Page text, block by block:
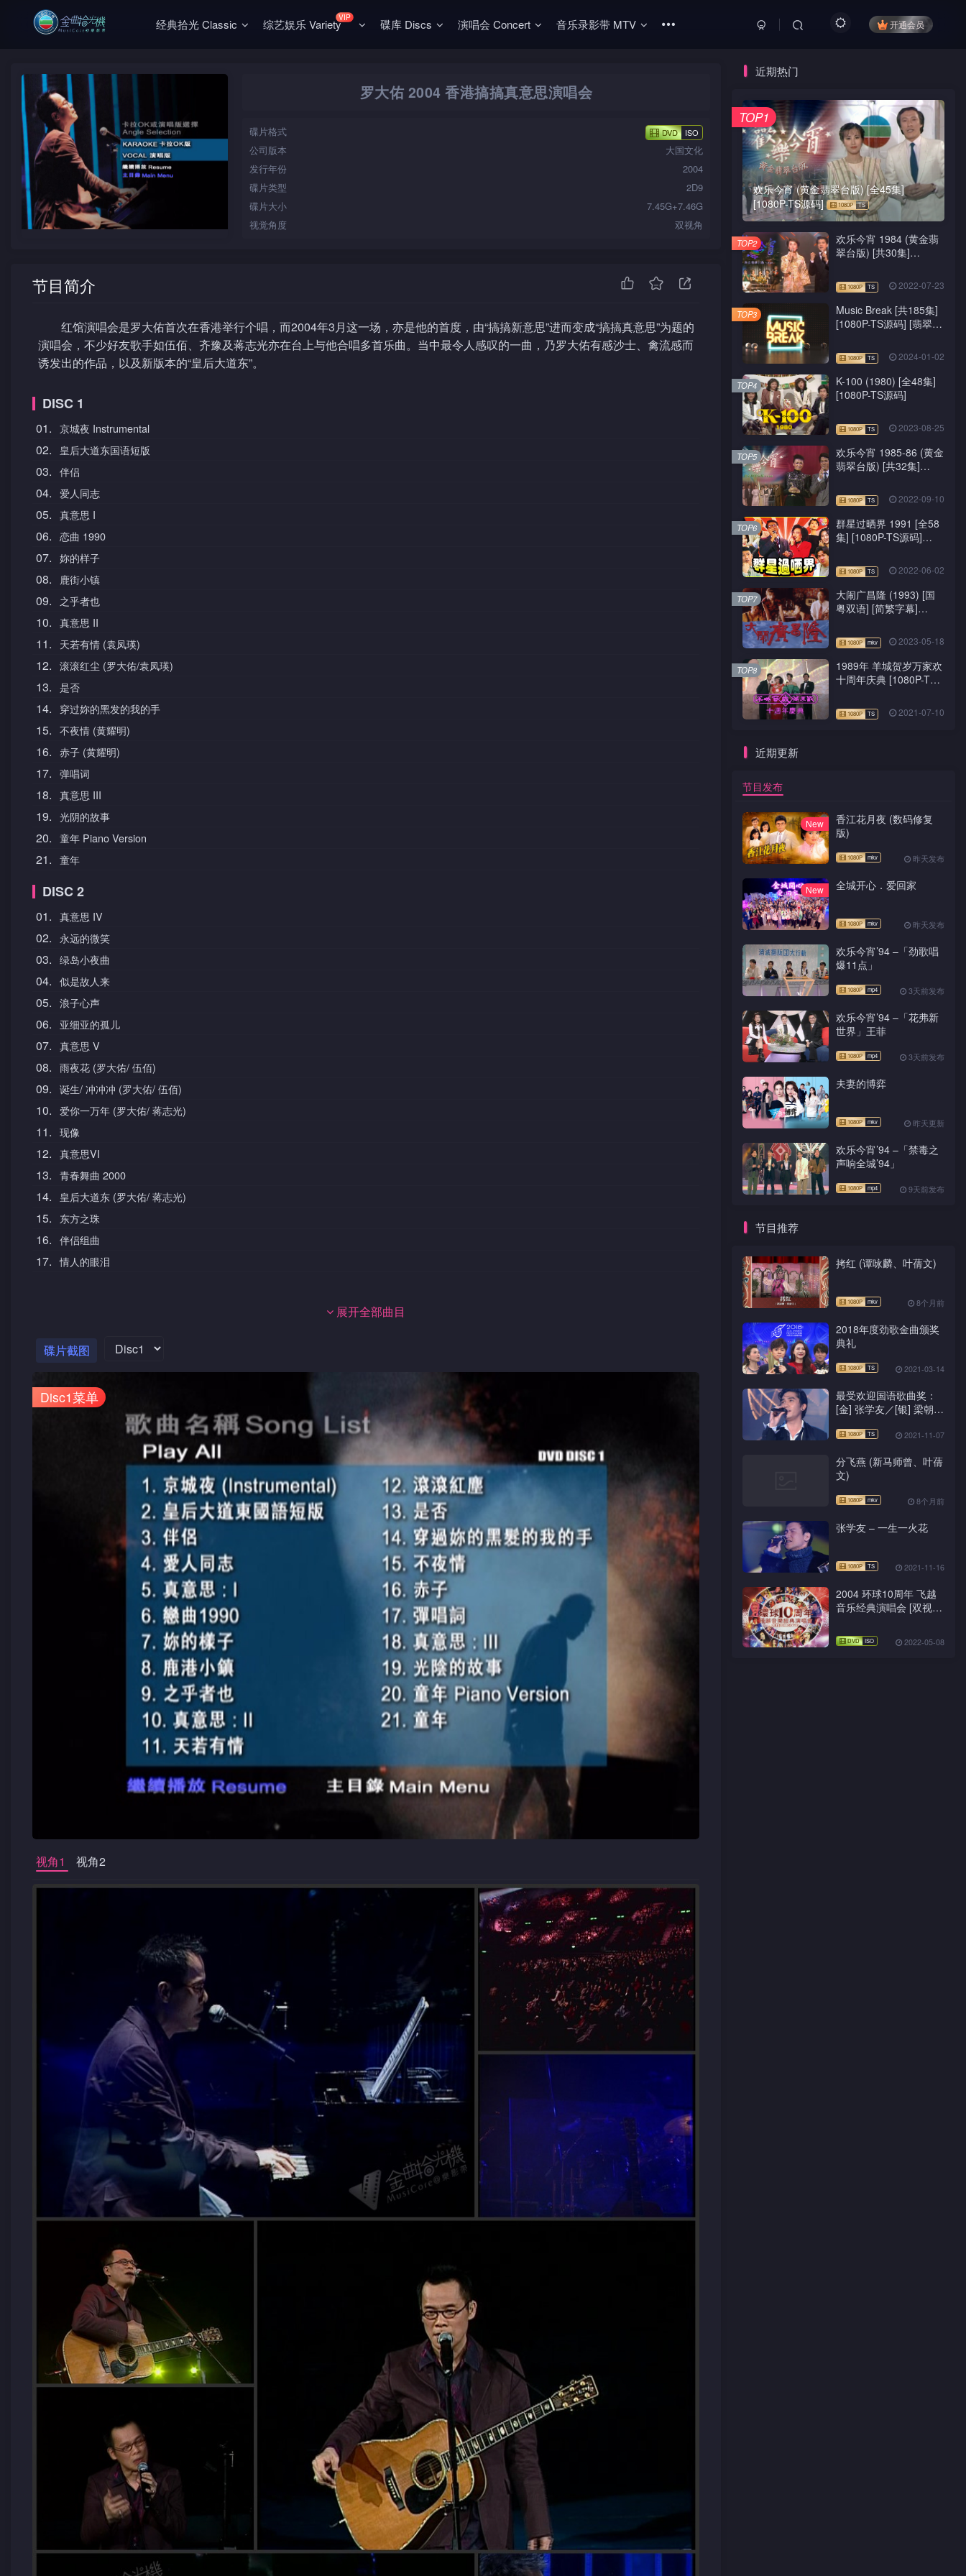
经典拾光 Classic 综艺娱乐 VarietyVIP 碟库 Discs 演唱会 Concert 音乐录影带 MTV 开通会员
罗大佑 2004 香港搞搞真意思演唱会
碟片格式 DVD ISO
公司版本
大国文化
发行年份
2004
碟片类型
2D9
碟片大小
7.45G+7.46G
视觉角度
双视角
节目简介
红馆演唱会是罗大佑首次在香港举行个唱，而2004年3月这一场，亦是他的首度，由“搞搞新意思”进而变成“搞搞真意思”为题的
演唱会，不少好友歌手如伍佰、齐豫及蒋志光亦在台上与他合唱多首乐曲。当中最令人感叹的一曲，乃罗大佑有感沙士、禽流感而
诱发出的作品，以及新版本的“皇后大道东”。
DISC 1
01. 京城夜 Instrumental
02. 皇后大道东国语短版
03. 伴侣
04. 爱人同志
05. 真意思 I
06. 恋曲 1990
07. 妳的样子
08. 鹿街小镇
09. 之乎者也
10. 真意思 II
11. 天若有情 (袁凤瑛)
12. 滚滚红尘 (罗大佑/袁凤瑛)
13. 是否
14. 穿过妳的黑发的我的手
15. 不夜情 (黄耀明)
16. 赤子 (黄耀明)
17. 弹唱词
18. 真意思 III
19. 光阴的故事
20. 童年 Piano Version
21. 童年
DISC 2
01. 真意思 IV
02. 永远的微笑
03. 绿岛小夜曲
04. 似是故人来
05. 浪子心声
06. 亚细亚的孤儿
07. 真意思 V
08. 雨夜花 (罗大佑/ 伍佰)
09. 诞生/ 冲冲冲 (罗大佑/ 伍佰)
10. 爱你一万年 (罗大佑/ 蒋志光)
11. 现像
12. 真意思VI
13. 青春舞曲 2000
14. 皇后大道东 (罗大佑/ 蒋志光)
15. 东方之珠
16. 伴侣组曲
17. 情人的眼泪
展开全部曲目
碟片截图
Disc1菜单
视角1 视角2
近期热门
欢乐今宵 (黄金翡翠台版) [全45集]
[1080P-TS源码]
TOP1
欢乐今宵 1984 (黄金翡
翠台版) [共30集]
2022-07-23
TOP2
Music Break [共185集]
[1080P-TS源码] [翡翠
2024-01-02
TOP3
K-100 (1980) [全48集]
[1080P-TS源码]
2023-08-25
TOP4
欢乐今宵 1985-86 (黄金
翡翠台版) [共32集]
2022-09-10
TOP5
群星过晒界 1991 [全58
集] [1080P-TS源码]
2022-06-02
TOP6
大闹广昌隆 (1993) [国
粤双语] [简繁字幕]
2023-05-18
TOP7
1989年 羊城贺岁万家欢
十周年庆典 [1080P-TS
2021-07-10
TOP8
近期更新
节目发布
New
香江花月夜 (数码修复
版)
昨天发布
New 全城开心．爱回家
昨天发布
欢乐今宵’94 –「劲歌唱
爆11点」
3天前发布
欢乐今宵’94 –「花弗新
世界」王菲
3天前发布
夫妻的博弈
昨天更新
欢乐今宵’94 –「禁毒之
声响全城’94」
9天前发布
节目推荐
拷红 (谭咏麟、叶蒨文)
8个月前
2018年度劲歌金曲颁奖
典礼
2021-03-14
最受欢迎国语歌曲奖：
[金] 张学友／[银] 梁朝伟
2021-11-07
分飞燕 (新马师曾、叶蒨
文)
8个月前
张学友 – 一生一火花
2021-11-16
2004 环球10周年 飞越
音乐经典演唱会 [双视
2022-05-08